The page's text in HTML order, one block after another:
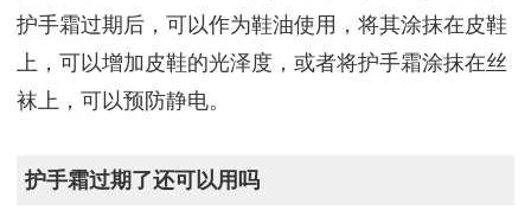
护手霜过期后，可以作为鞋油使用，将其涂抹在皮鞋
上，可以增加皮鞋的光泽度，或者将护手霜涂抹在丝
袜上，可以预防静电。
护手霜过期了还可以用吗